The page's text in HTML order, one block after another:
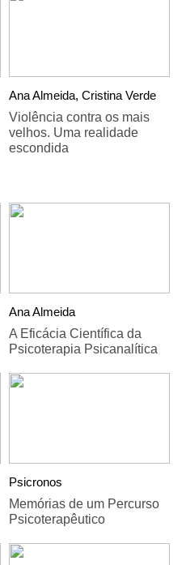
Ana Almeida, Cristina Verde
Violência contra os mais
velhos. Uma realidade
escondida
Ana Almeida
A Eficácia Científica da
Psicoterapia Psicanalítica
Psicronos
Memórias de um Percurso
Psicoterapêutico